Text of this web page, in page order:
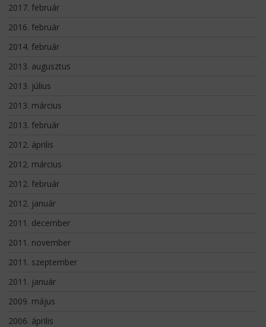
2017. február
2016. február
2014. február
2013. augusztus
2013. július
2013. március
2013. február
2012. április
2012. március
2012. február
2012. január
2011. december
2011. november
2011. szeptember
2011. január
2009. május
2006. április